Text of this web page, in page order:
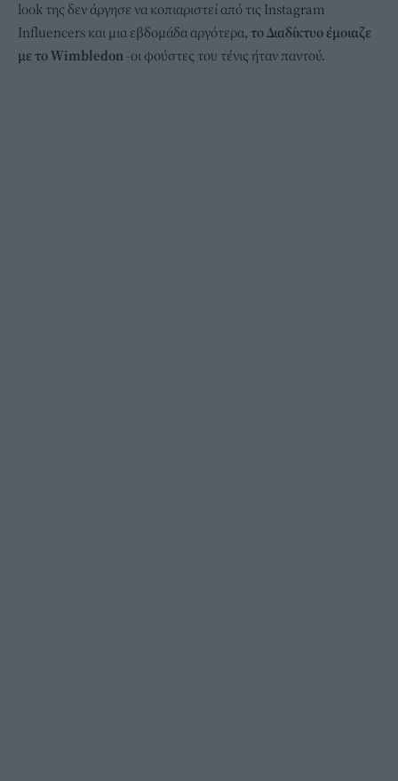
look της δεν άργησε να κοπιαριστεί από τις Instagram
Influencers και μια εβδομάδα αργότερα, το Διαδίκτυο έμοιαζε
με το Wimbledon -οι φούστες του τένις ήταν παντού.